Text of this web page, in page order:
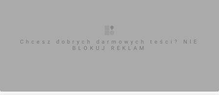
Chcesz dobrych darmowych teści? NIE
BLOKUJ REKLAM